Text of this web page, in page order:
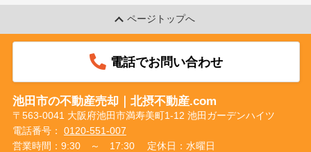
ページトップへ
電話でお問い合わせ
池田市の不動産売却｜北摂不動産.com
〒563-0041 大阪府池田市満寿美町1-12 池田ガーデンハイツ
電話番号： 0120-551-007
営業時間：9:30 ～ 17:30
定休日：水曜日